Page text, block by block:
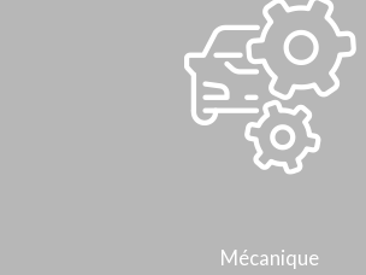
Mécanique